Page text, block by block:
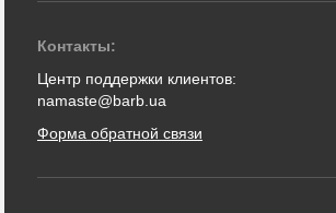
Контакты:
Центр поддержки клиентов:
namaste@barb.ua
Форма обратной связи